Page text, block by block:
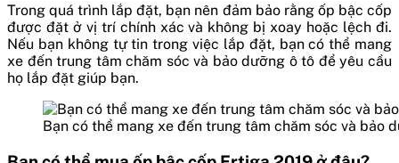
Trong quá trình lắp đặt, bạn nên đảm bảo rằng ốp bậc cốp
được đặt ở vị trí chính xác và không bị xoay hoặc lệch đi.
Nếu bạn không tự tin trong việc lắp đặt, bạn có thể mang
xe đến trung tâm chăm sóc và bảo dưỡng ô tô để yêu cầu
họ lắp đặt giúp bạn.
Bạn có thể mang xe đến trung tâm chăm sóc và bảo